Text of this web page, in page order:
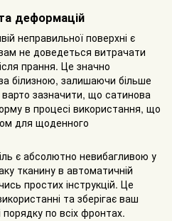
деформацій
неправильної поверхні є
не доведеться витрачати
прання. Це значно
білизною, залишаючи більше
зазначити, що сатинова
в процесі використання, що
для щоденного
є абсолютно невибагливою у
тканину в автоматичній
простих інструкцій. Це
та зберігає ваш
порядку по всіх фронтах.